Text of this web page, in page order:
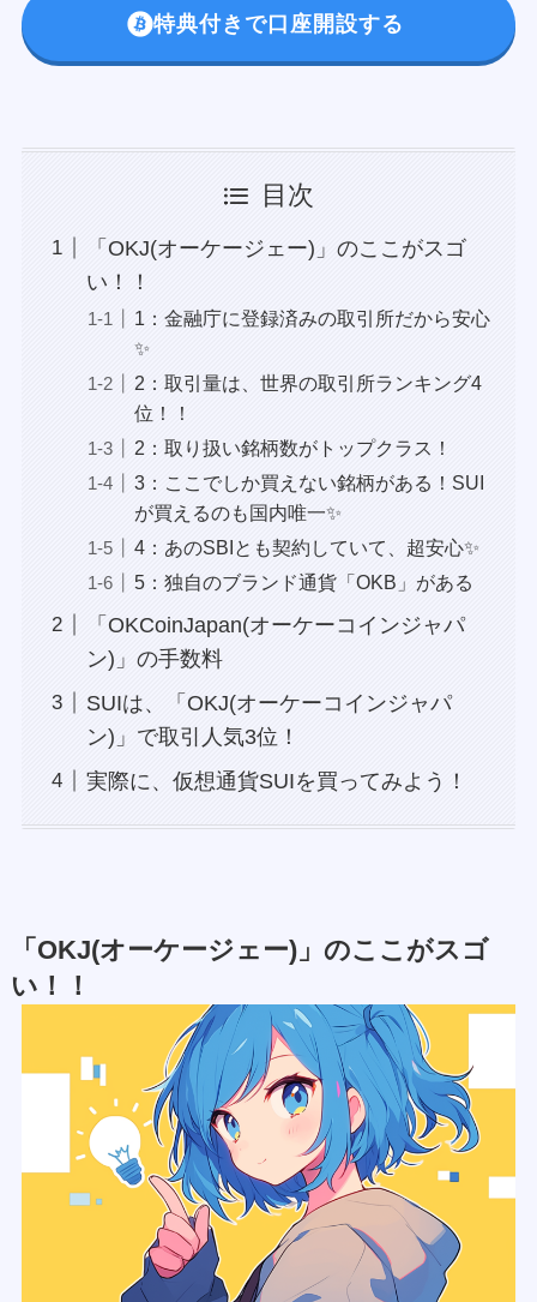
特典付きで口座開設する
目次
「OKJ(オーケージェー)」のここがスゴ
い！！
1：金融庁に登録済みの取引所だから安心
✨
2：取引量は、世界の取引所ランキング4
位！！
2：取り扱い銘柄数がトップクラス！
3：ここでしか買えない銘柄がある！SUI
が買えるのも国内唯一✨
4：あのSBIとも契約していて、超安心✨
5：独自のブランド通貨「OKB」がある
「OKCoinJapan(オーケーコインジャパ
ン)」の手数料
SUIは、「OKJ(オーケーコインジャパ
ン)」で取引人気3位！
実際に、仮想通貨SUIを買ってみよう！
「OKJ(オーケージェー)」のここがスゴ
い！！